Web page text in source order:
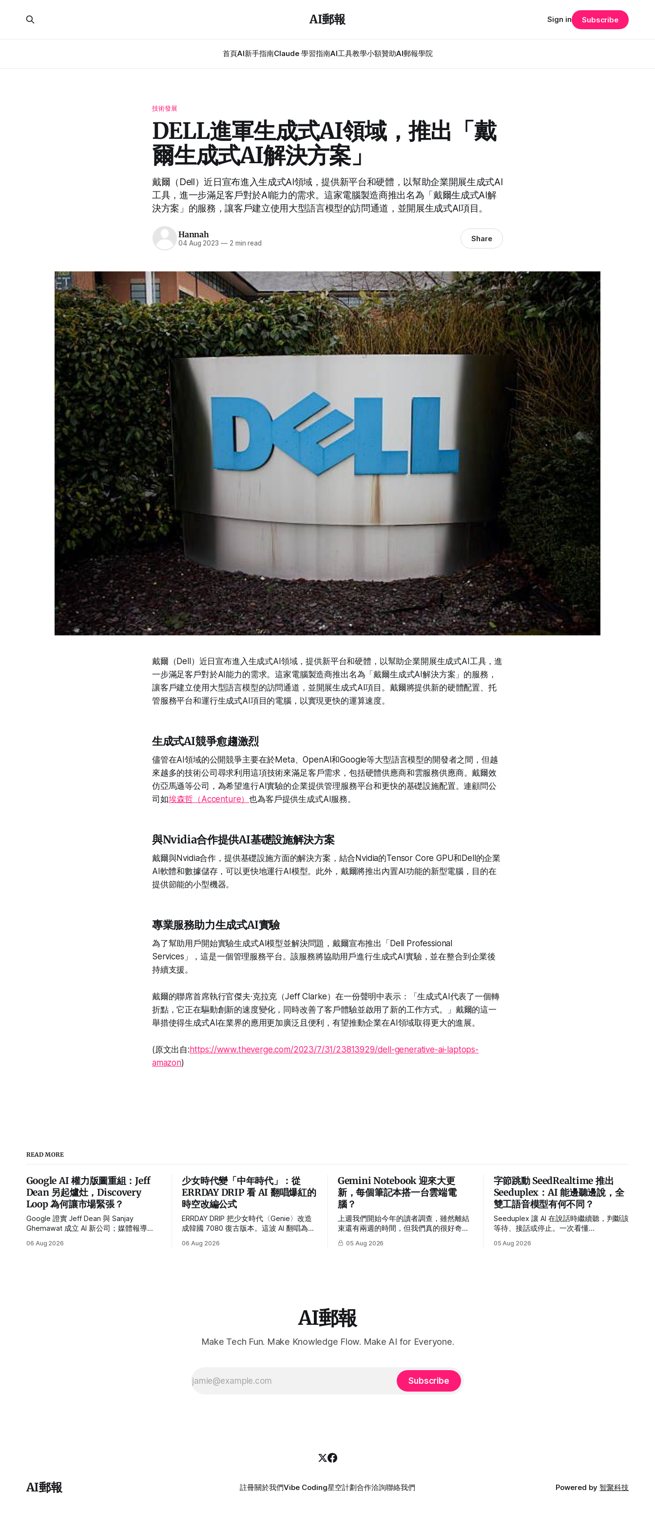
AI郵報
首頁AI新手指南Claude 學習指南AI工具教學小額贊助AI郵報學院
Sign in Subscribe
技術發展
DELL進軍生成式AI領域，推出「戴
爾生成式AI解決方案」
戴爾（Dell）近日宣布進入生成式AI領域，提供新平台和硬體，以幫助企業開展生成式AI
工具，進一步滿足客戶對於AI能力的需求。這家電腦製造商推出名為「戴爾生成式AI解
決方案」的服務，讓客戶建立使用大型語言模型的訪問通道，並開展生成式AI項目。
Hannah
04 Aug 2023 —2 min read Share
戴爾（Dell）近日宣布進入生成式AI領域，提供新平台和硬體，以幫助企業開展生成式AI工具，進
一步滿足客戶對於AI能力的需求。這家電腦製造商推出名為「戴爾生成式AI解決方案」的服務，
讓客戶建立使用大型語言模型的訪問通道，並開展生成式AI項目。戴爾將提供新的硬體配置、托
管服務平台和運行生成式AI項目的電腦，以實現更快的運算速度。
生成式AI競爭愈趨激烈
儘管在AI領域的公開競爭主要在於Meta、OpenAI和Google等大型語言模型的開發者之間，但越
來越多的技術公司尋求利用這項技術來滿足客戶需求，包括硬體供應商和雲服務供應商。戴爾效
仿亞馬遜等公司，為希望進行AI實驗的企業提供管理服務平台和更快的基礎設施配置。連顧問公
司如埃森哲（Accenture）也為客戶提供生成式AI服務。
與Nvidia合作提供AI基礎設施解決方案
戴爾與Nvidia合作，提供基礎設施方面的解決方案，結合Nvidia的Tensor Core GPU和Dell的企業
AI軟體和數據儲存，可以更快地運行AI模型。此外，戴爾將推出內置AI功能的新型電腦，目的在
提供節能的小型機器。
專業服務助力生成式AI實驗
為了幫助用戶開始實驗生成式AI模型並解決問題，戴爾宣布推出「Dell Professional
Services」，這是一個管理服務平台。該服務將協助用戶進行生成式AI實驗，並在整合到企業後
持續支援。
戴爾的聯席首席執行官傑夫·克拉克（Jeff Clarke）在一份聲明中表示：「生成式AI代表了一個轉
折點，它正在驅動創新的速度變化，同時改善了客戶體驗並啟用了新的工作方式。」戴爾的這一
舉措使得生成式AI在業界的應用更加廣泛且便利，有望推動企業在AI領域取得更大的進展。
(原文出自:https://www.theverge.com/2023/7/31/23813929/dell-generative-ai-laptops-
amazon)
READ MORE
Google AI 權力版圖重組：Jeff
Dean 另起爐灶，Discovery
Loop 為何讓市場緊張？
Google 證實 Jeff Dean 與 Sanjay
Ghemawat 成立 AI 新公司；媒體報導
重組對 Alphabet 的真正風險是什麼？
06 Aug 2026
少女時代變「中年時代」：從
ERRDAY DRIP 看 AI 翻唱爆紅的
時空改編公式
ERRDAY DRIP 把少女時代〈Genie〉改造
成韓國 7080 復古版本。這波 AI 翻唱為何
世界觀與系列化企劃。
06 Aug 2026
Gemini Notebook 迎來大更
新，每個筆記本搭一台雲端電
腦？
上週我們開始今年的讀者調查，雖然離結
束還有兩週的時間，但我們真的很好奇大
家的答案，所以就偷看了一下 XD 有位在
製造業擔任工程師的讀者分享，我覺得他
寫實的話，再怎麼會生小孩，也是需要 10
個月才能誕生阿。 我非常認同，對於需要
精密打磨的任務，十個 AI 助手也沒辦法改
個月生出小孩一樣。而這也呼應目前的調
變成「輕鬆」，而是被重新排進更多任務
裡。管理者把 AI 當成人力乘數，但乘出來
的常常不是產出，而是期待。 目前已經有
05 Aug 2026
字節跳動 SeedRealtime 推出
Seeduplex：AI 能邊聽邊說，全
雙工語音模型有何不同？
Seeduplex 讓 AI 在說話時繼續聽，判斷該
等待、接話或停止。一次看懂
數據與現階段限制。
05 Aug 2026
AI郵報
Make Tech Fun. Make Knowledge Flow. Make AI for Everyone.
Subscribe
AI郵報 註冊關於我們Vibe Coding星空計劃合作洽詢聯絡我們 Powered by 智聚科技